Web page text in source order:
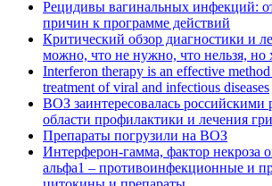
Рецидивы вагинальных инфекций:
причин к программе действий
Критический обзор диагностики и
можно, что не нужно, что нельзя, но
Interferon therapy is an effective
treatment of viral and infectious diseases
ВОЗ заинтересовалась российскими
области профилактики и лечения
Препараты погрузили на ВОЗ
Интерферон-гамма, фактор некроза
альфа1 – противоинфекционные и